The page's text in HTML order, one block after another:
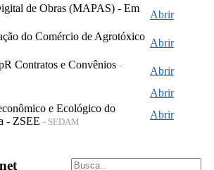
de Obras (MAPAS) - Em
Abrir
do Comércio de Agrotóxico
Abrir
Contratos e Convênios -
Abrir
Abrir
e Ecológico do
- ZSEE - SEDAM
Abrir